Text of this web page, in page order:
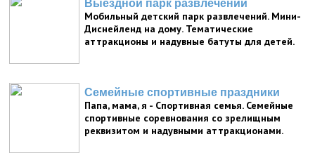
Выездной парк развлечений
Мобильный детский парк развлечений. Мини-
Диснейленд на дому. Тематические
аттракционы и надувные батуты для детей.
Семейные спортивные праздники
Папа, мама, я - Спортивная семья. Семейные
спортивные соревнования со зрелищным
реквизитом и надувными аттракционами.